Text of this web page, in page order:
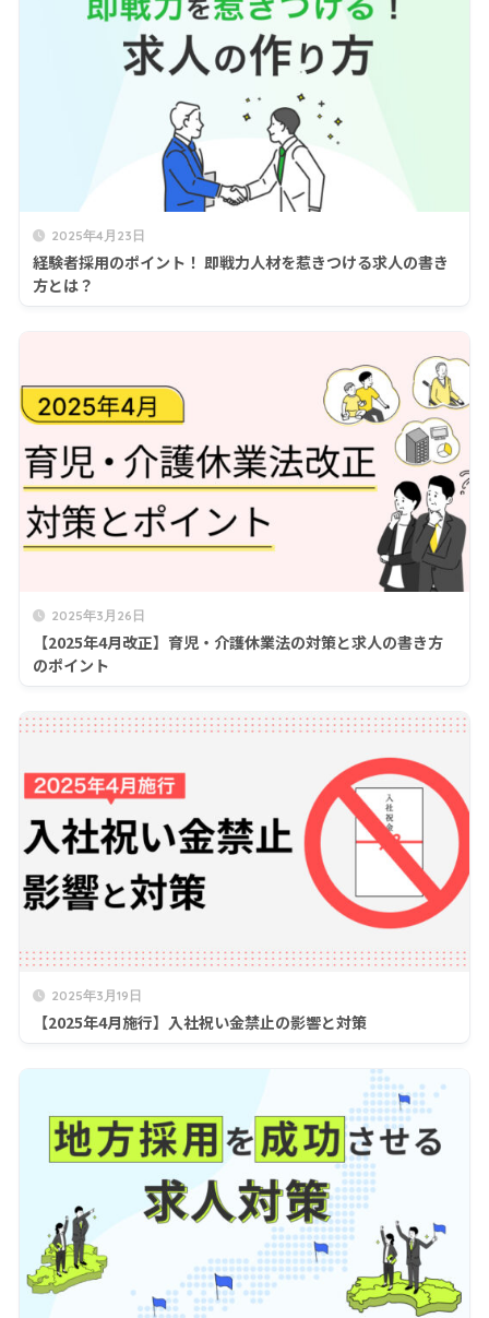
2025年4月23日
経験者採用のポイント！ 即戦力人材を惹きつける求人の書き
方とは？
2025年3月26日
【2025年4月改正】育児・介護休業法の対策と求人の書き方
のポイント
2025年3月19日
【2025年4月施行】入社祝い金禁止の影響と対策